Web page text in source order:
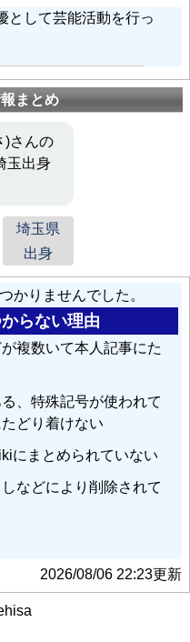
として芸能活動を行っ
まとめ
)さんの
玉出身
埼玉県
出身
かりませんでした。
らない理由
複数いて本人記事にた
、特殊記号が使われて
どり着けない
にまとめられていない
などにより削除されて
2026/08/06 22:23更新